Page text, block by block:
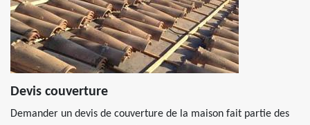
Devis couverture
Demander un devis de couverture de la maison fait partie des